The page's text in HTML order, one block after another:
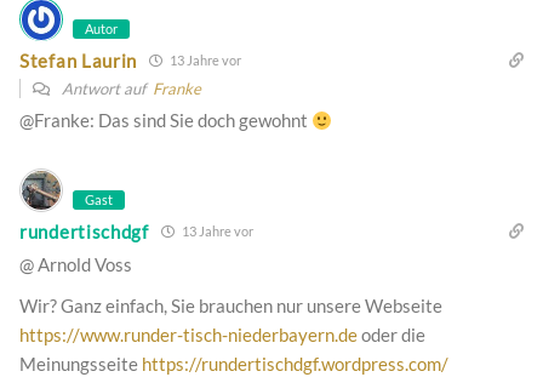
Autor
Stefan Laurin 13 Jahre vor
Antwort auf Franke
@Franke: Das sind Sie doch gewohnt
Gast
rundertischdgf 13 Jahre vor
@ Arnold Voss
Wir? Ganz einfach, Sie brauchen nur unsere Webseite
https://www.runder-tisch-niederbayern.deoder die
Meinungsseite https://rundertischdgf.wordpress.com/